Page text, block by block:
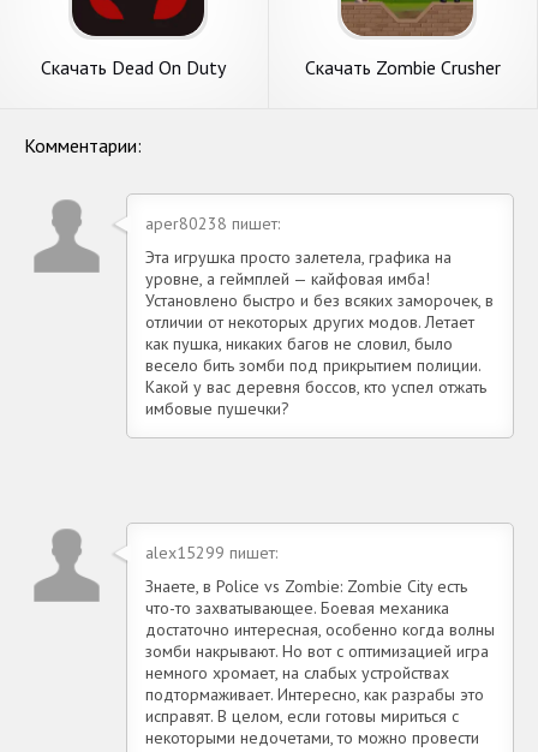
Скачать Dead On Duty
Скачать Zombie Crusher
Комментарии:
aper80238 пишет:
Эта игрушка просто залетела, графика на
уровне, а геймплей — кайфовая имба!
Установлено быстро и без всяких заморочек, в
отличии от некоторых других модов. Летает
как пушка, никаких багов не словил, было
весело бить зомби под прикрытием полиции.
Какой у вас деревня боссов, кто успел отжать
имбовые пушечки?
alex15299 пишет:
Знаете, в Police vs Zombie: Zombie City есть
что-то захватывающее. Боевая механика
достаточно интересная, особенно когда волны
зомби накрывают. Но вот с оптимизацией игра
немного хромает, на слабых устройствах
подтормаживает. Интересно, как разрабы это
исправят. В целом, если готовы мириться с
некоторыми недочетами, то можно провести